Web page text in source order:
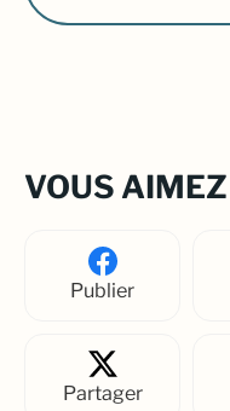
VOUS
Publier
Partager